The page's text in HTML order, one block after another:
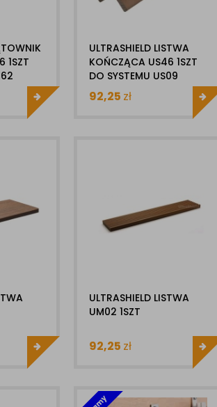
1SZT
ULTRASHIELD LISTWA
KOŃCZĄCA US46 1SZT
DO SYSTEMU US09
92,25 zł
ULTRASHIELD LISTWA
UM02 1SZT
92,25 zł